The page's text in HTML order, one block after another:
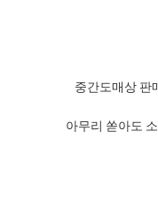
중간도매상 판
아무리 쏟아도